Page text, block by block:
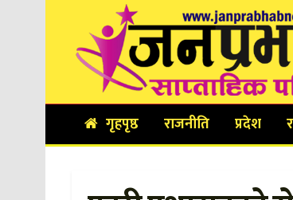
गृहपृष्ठ राजनीति प्रदेश